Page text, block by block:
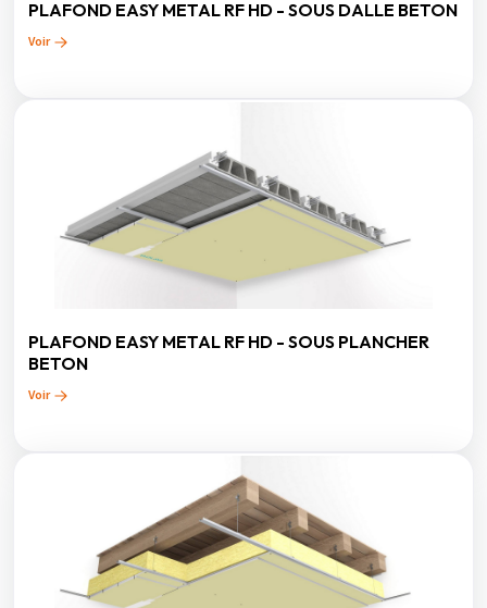
PLAFOND EASY METAL RF HD - SOUS DALLE BETON
Voir
PLAFOND EASY METAL RF HD - SOUS PLANCHER
BETON
Voir